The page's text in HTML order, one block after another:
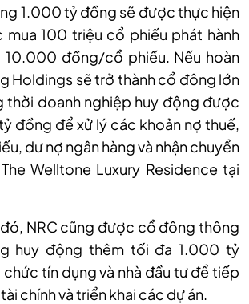
1.000 tỷ đồng sẽ được thực hiện
mua 100 triệu cổ phiếu phát hành
10.000 đồng/cổ phiếu. Nếu hoàn
Holdings sẽ trở thành cổ đông lớn
thời doanh nghiệp huy động được
đồng để xử lý các khoản nợ thuế,
dư nợ ngân hàng và nhận chuyển
Welltone Luxury Residence tại
NRC cũng được cổ đông thông
huy động thêm tối đa 1.000 tỷ
tín dụng và nhà đầu tư để tiếp
chính và triển khai các dự án.